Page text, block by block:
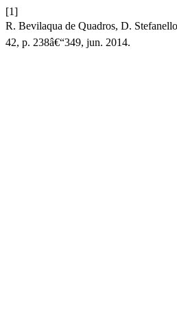
[1]
R. Bevilaqua de Quadros, D.
42, p. 238â€“349, jun. 2014.